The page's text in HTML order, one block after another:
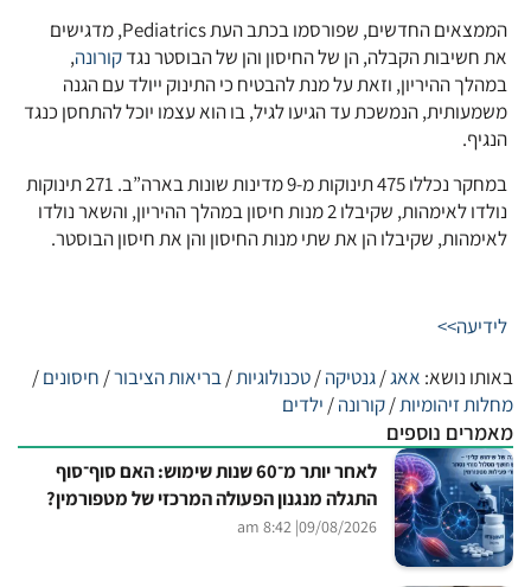
הממצאים החדשים, שפורסמו בכתב העת Pediatrics, מדגישים
את חשיבות הקבלה, הן של החיסון והן של הבוסטר נגדקורונה,
במהלך ההיריון, וזאת על מנת להבטיח כי התינוק ייולד עם הגנה
משמעותית, הנמשכת עד הגיעו לגיל, בו הוא עצמו יוכל להתחסן כנגד
הנגיף.
במחקר נכללו 475 תינוקות מ-9 מדינות שונות בארה”ב. 271 תינוקות
נולדו לאימהות, שקיבלו 2 מנות חיסון במהלך ההיריון, והשאר נולדו
לאימהות, שקיבלו הן את שתי מנות החיסון והן את חיסון הבוסטר.
לידיעה>>
באותו נושא: אאג/גנטיקה/טכנולוגיות/בריאות הציבור/ חיסונים/
מחלות זיהומיות/קורונה/ ילדים
מאמרים נוספים
לאחר יותר מ־60 שנות שימוש: האם סוף־סוף
התגלה מנגנון הפעולה המרכזי של מטפורמין?
09/08/2026
| 8:42 am